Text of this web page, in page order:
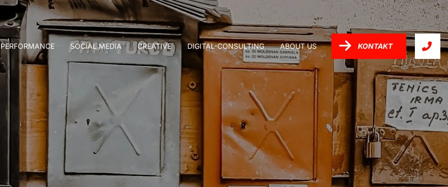
PERFORMANCE SOCIAL MEDIA CREATIVE DIGITAL-CONSULTING ABOUT US KONTAKT